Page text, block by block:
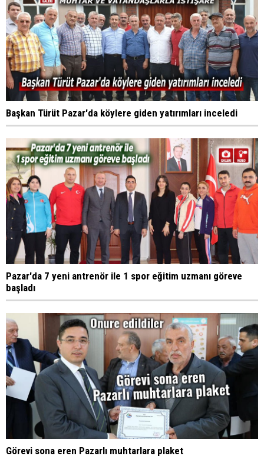
Başkan Türüt Pazar'da köylere giden yatırımları inceledi
Pazar'da 7 yeni antrenör ile 1 spor eğitim uzmanı göreve
başladı
Görevi sona eren Pazarlı muhtarlara plaket